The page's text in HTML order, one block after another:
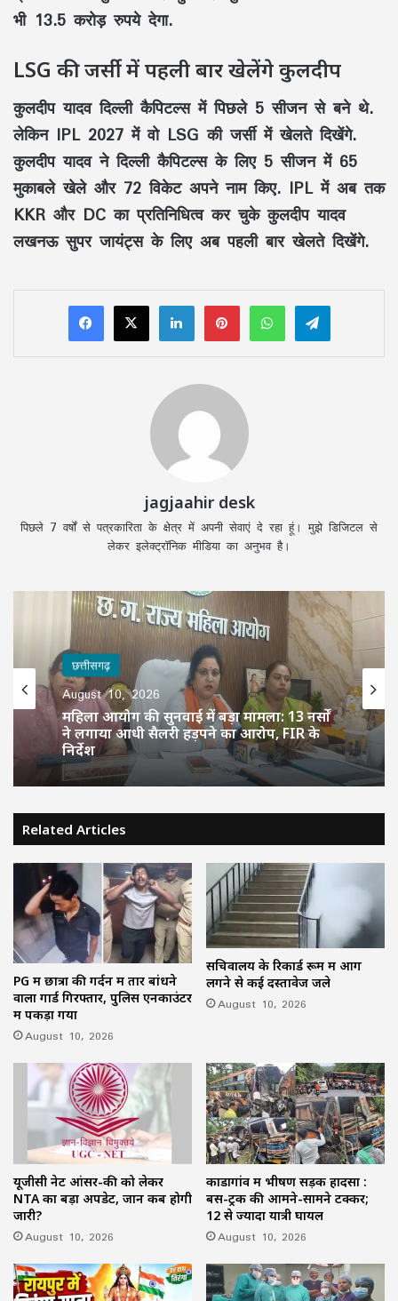
भी 13.5 करोड़ रुपये देगा.
LSG की जर्सी में पहली बार खेलेंगे कुलदीप
कुलदीप यादव दिल्ली कैपिटल्स में पिछले 5 सीजन से बने थे.
लेकिन IPL 2027 में वो LSG की जर्सी में खेलते दिखेंगे.
कुलदीप यादव ने दिल्ली कैपिटल्स के लिए 5 सीजन में 65
मुकाबले खेले और 72 विकेट अपने नाम किए. IPL में अब तक
KKR और DC का प्रतिनिधित्व कर चुके कुलदीप यादव
लखनऊ सुपर जायंट्स के लिए अब पहली बार खेलते दिखेंगे.
LinkedInPinterestWhatsAppTelegram
jagjaahir desk
पिछले 7 वर्षों से पत्रकारिता के क्षेत्र में अपनी सेवाएं दे रहा हूं। मुझे डिजिटल से
लेकर इलेक्ट्रॉनिक मीडिया का अनुभव है।
छत्तीसगढ़
August 10, 2026
महिला आयोग की सुनवाई में बड़ा मामला: 13 नर्सों
ने लगाया आधी सैलरी हड़पने का आरोप, FIR के
निर्देश
Related Articles
PG में छात्रा की गर्दन में तार बांधने
वाला गार्ड गिरफ्तार, पुलिस एनकाउंटर
में पकड़ा गया
August 10, 2026
सचिवालय के रिकार्ड रूम में आग
लगने से कई दस्तावेज जले
August 10, 2026
यूजीसी नेट आंसर-की को लेकर
NTA का बड़ा अपडेट, जानें कब होगी
जारी?
August 10, 2026
कोंडागांव में भीषण सड़क हादसा :
बस-ट्रक की आमने-सामने टक्कर;
12 से ज्यादा यात्री घायल
August 10, 2026